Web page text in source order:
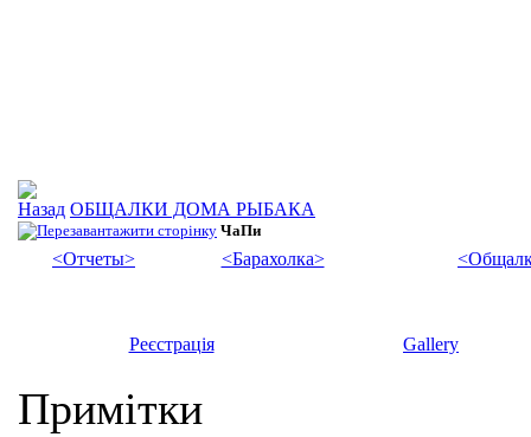
ОБЩАЛКИ ДОМА РЫБАКА
ЧаПи
<Отчеты> <Барахолка>
Реєстрація Gallery
Примітки